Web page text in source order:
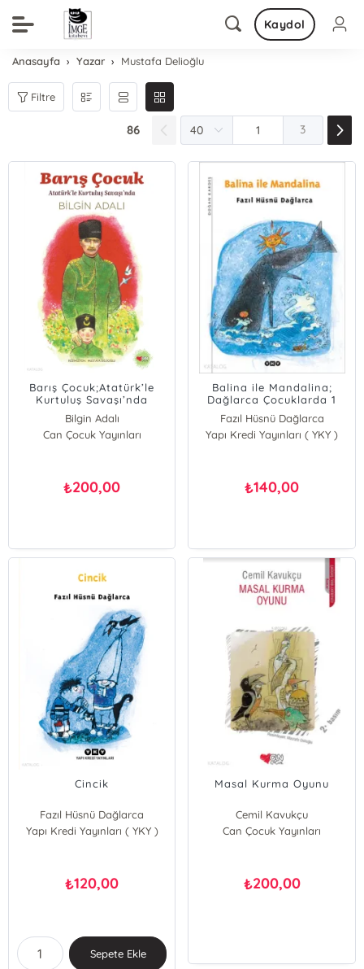
Kaydol
Anasayfa Yazar Mustafa Delioğlu
Filtre
86 3
Barış Çocuk;Atatürk’le
Kurtuluş Savaşı’nda
Bilgin Adalı
Can Çocuk Yayınları
₺200,00
Balina ile Mandalina;
Dağlarca Çocuklarda 1
Fazıl Hüsnü Dağlarca
Yapı Kredi Yayınları ( YKY )
₺140,00
Cincik
Fazıl Hüsnü Dağlarca
Yapı Kredi Yayınları ( YKY )
₺120,00
Sepete Ekle
Masal Kurma Oyunu
Cemil Kavukçu
Can Çocuk Yayınları
₺200,00